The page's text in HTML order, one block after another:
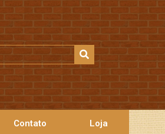
Contato Loja